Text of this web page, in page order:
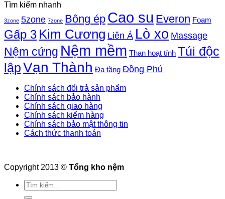
Tìm kiếm nhanh
3zone 5zone 7zone Bông ép Cao su Everon Foam
Gấp 3 Kim Cương Liên Á Lò xo Massage
Nệm cứng Nệm mềm Than hoạt tính Túi độc
lậpVạn Thành Đa tầng Đồng Phú
Chính sách đổi trả sản phẩm
Chính sách bảo hành
Chính sách giao hàng
Chính sách kiểm hàng
Chính sách bảo mật thông tin
Cách thức thanh toán
Copyright 2013 © Tổng kho nệm
Tìm
kiếm: